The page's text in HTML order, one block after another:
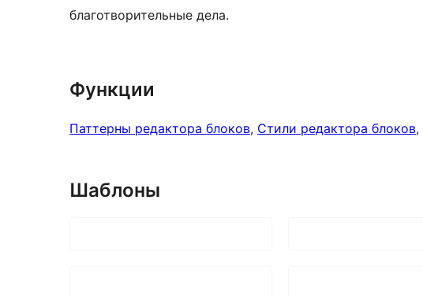
благотворительные дела.
Функции
Паттерны редактора блоков, Стили редактора блоков,
Шаблоны